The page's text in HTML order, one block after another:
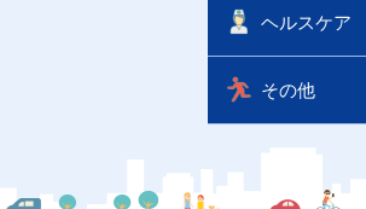
ヘルスケア
その他